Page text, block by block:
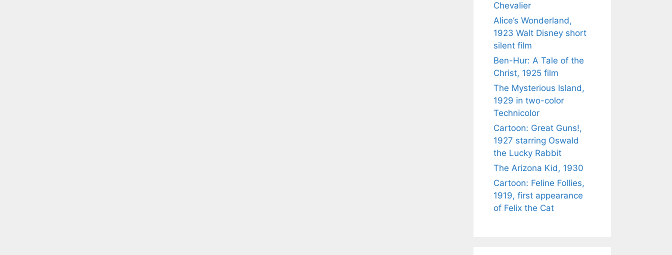
Chevalier
Alice’s Wonderland,
1923 Walt Disney short
silent film
Ben-Hur: A Tale of the
Christ, 1925 film
The Mysterious Island,
1929 in two-color
Technicolor
Cartoon: Great Guns!,
1927 starring Oswald
the Lucky Rabbit
The Arizona Kid, 1930
Cartoon: Feline Follies,
1919, first appearance
of Felix the Cat